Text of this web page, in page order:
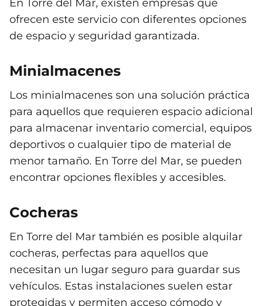
En Torre del Mar, existen empresas que
ofrecen este servicio con diferentes opciones
de espacio y seguridad garantizada.
Minialmacenes
Los minialmacenes son una solución práctica
para aquellos que requieren espacio adicional
para almacenar inventario comercial, equipos
deportivos o cualquier tipo de material de
menor tamaño. En Torre del Mar, se pueden
encontrar opciones flexibles y accesibles.
Cocheras
En Torre del Mar también es posible alquilar
cocheras, perfectas para aquellos que
necesitan un lugar seguro para guardar sus
vehículos. Estas instalaciones suelen estar
protegidas y permiten acceso cómodo y